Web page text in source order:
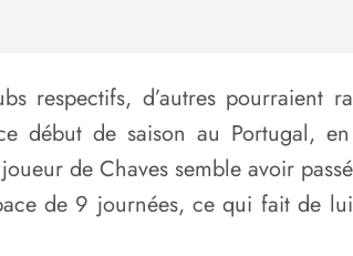
respectifs, d’autres pourraient
début de saison au Portugal,
de Chaves semble avoir
de 9 journées, ce qui fait de